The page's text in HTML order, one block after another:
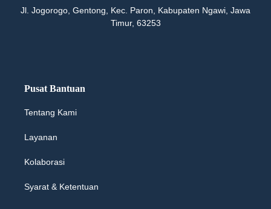
Jl. Jogorogo, Gentong, Kec. Paron, Kabupaten Ngawi, Jawa
Timur, 63253
Pusat Bantuan
Tentang Kami
Layanan
Kolaborasi
Syarat & Ketentuan